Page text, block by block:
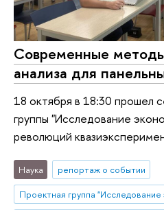
Современные
анализа для
18 октября в 18:30 прошел
группы "Исследование
революций
Наука
репортаж о событии